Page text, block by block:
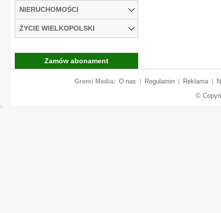
NIERUCHOMOŚCI
ŻYCIE WIELKOPOLSKI
Zamów abonament
Gremi Media: O nas Regulamin Reklama
©